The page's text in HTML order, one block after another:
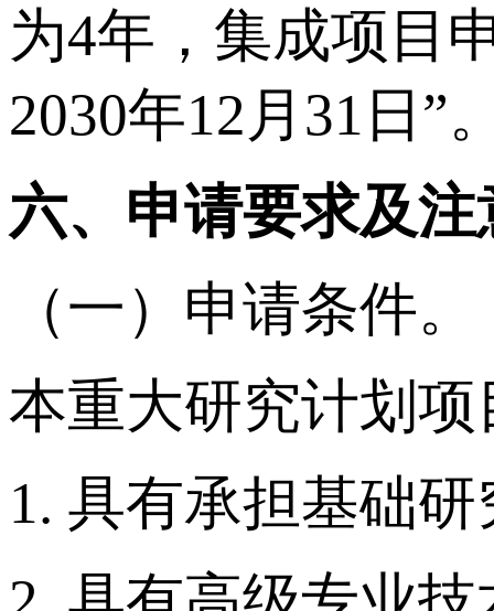
为4年，集成项目
2030年12月31日”
六、申请要求及注
（一）申请条件。
本重大研究计划
1. 具有承担基础